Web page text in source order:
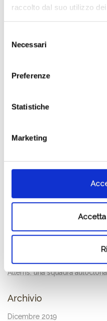
raccolto dal suo utilizzo
delNecessari
Preferenze
Statistiche
Marketing
Se il Cicinis fosse una canzone
Se il Trebes fosse una
La vendemmia da Attems
freschezza
Il Sauvignon di Attems,
La Ribolla Gialla, vibrante
Vi presentiamo il Pinot Grigio
Come è nato lo Chardonnay
La biodiversità per Attems
Attems: una squadra
Archivio
Dicembre 2019